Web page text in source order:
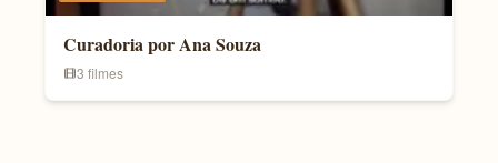
Curadoria por Ana Souza
3 filmes